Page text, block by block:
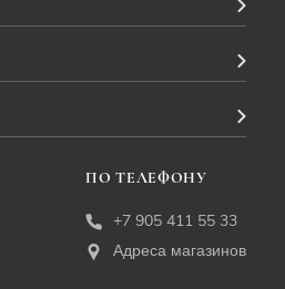
ПО ТЕЛЕФОНУ
+7 905 411 55 33
Адреса магазинов